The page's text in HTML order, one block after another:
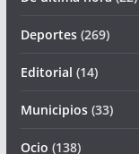
Deportes(269)
Editorial (14)
Municipios(33)
Ocio (138)